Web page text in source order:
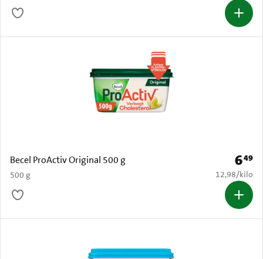
Becel ProActiv Original 500 g
500 g
Prijs:
649
€ 12,98 per
12,98/kilo